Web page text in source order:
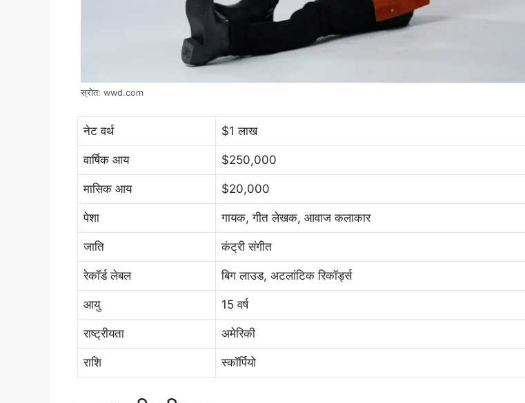
स्रोत: wwd.com
नेट वर्थ $1 लाख
वार्षिक आय $250,000
मासिक आय $20,000
पेशा गायक, गीत लेखक, आवाज कलाकार
जाति कंट्री संगीत
रेकॉर्ड लेबल बिग लाउड, अटलांटिक रिकॉर्ड्स
आयु 15 वर्ष
राष्ट्रीयता अमेरिकी
राशि स्कॉर्पियो